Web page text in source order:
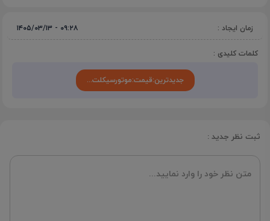
زمان ایجاد :
۰۹:۲۸ - ۱۴۰۵/۰۳/۱۳
کلمات کلیدی :
جدیدترین:قیمت:موتورسیکلت‌...
ثبت نظر جدید :